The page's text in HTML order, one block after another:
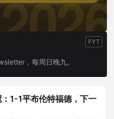
1-1平布伦特福德，下一
FYT
，每周日晚九。